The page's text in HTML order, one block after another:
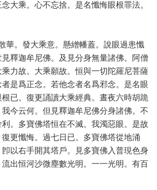
大乘。心不忘捨。是名懺悔眼根罪法。
。發大乘意。懸繒幡蓋。說眼過患懺
釋迦牟尼佛。及見分身無量諸佛。阿僧
力故。大乘願故。恒與一切陀羅尼菩薩
是爲正念。若他念者名爲邪念。是名眼
已。復更誦讀大乘經典。晝夜六時胡跪
今云何。但見釋迦牟尼佛分身諸佛。不
利。多寶佛塔恒在不滅。我濁惡眼。是故
更懺悔。過七日已。多寶佛塔從地涌
以右手開其塔戶。見多寶佛入普現色身
出恒河沙微塵數光明。一一光明。有百